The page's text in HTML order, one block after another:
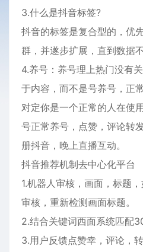
3.什么是抖音标签?
抖音的标签是复合型的，优
群，并遂步扩展，直到数据不
4.养号：养号理上热门没有
于内容，而不是号养号，正
对定你是一个正常的人在使
号正常养号，点赞，评论转
册抖音，晚上直播互动。
抖音推荐机制去中心化平台
1.机器人审核，画面，标题
审核，重新检测画面标题。
2.结合关键词西面系统匹配
3.用户反馈点赞幸，评论，